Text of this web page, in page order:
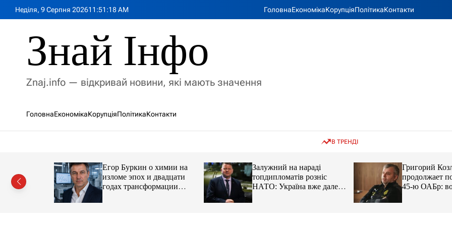
Неділя, 9 Серпня 202611 :51 :20AM ГоловнаЕкономікаКорупціяПолітикаКонтакти
Знай Інфо
Znaj.info — відкривай новини, які мають значення
ГоловнаЕкономікаКорупціяПолітикаКонтакти
В ТРЕНДІ
із
Егор Буркин о химии на
изломе эпох и двадцати
годах трансформации
Залужний на нараді
топдипломатів розніс
НАТО: Україна вже далеко
попереду
Григорий
продолжает
45-ю ОАБр:
передали